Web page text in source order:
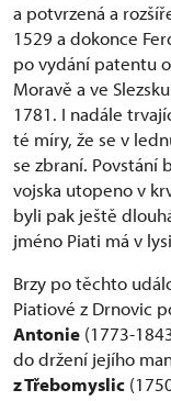
a potvrzená a
1529 a dokonce
po vydání patentu
Moravě a ve
1781. I nadále
té míry, že se v
se zbraní. Povstání
vojska utopeno v
byli pak ještě
jméno Piati má v
Brzy po těchto
Piatiové z Drnovic
Antonie (1773-
do držení jejího
z Třebomyslic